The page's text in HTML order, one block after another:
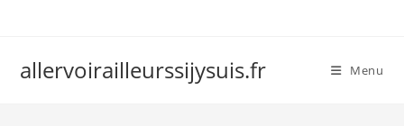
allervoirailleurssijysuis.fr Menu